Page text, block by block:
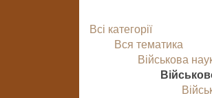
Всі категорії
Вся тематика
Військова